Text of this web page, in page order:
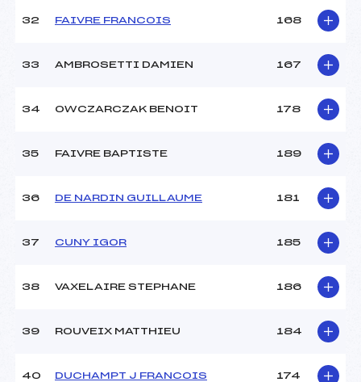
32 FAIVRE FRANCOIS 168
33 AMBROSETTI DAMIEN 167
34 OWCZARCZAK BENOIT 178
35 FAIVRE BAPTISTE 189
36 DE NARDIN GUILLAUME 181
37 CUNY IGOR 185
38 VAXELAIRE STEPHANE 186
39 ROUVEIX MATTHIEU 184
40 DUCHAMPT J FRANCOIS 174